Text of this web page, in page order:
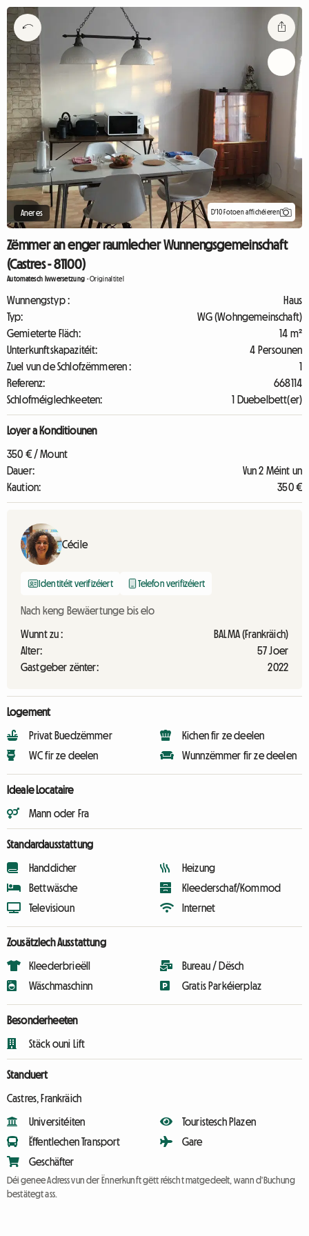
Aneres D'10 Fotoen affichéieren
Zëmmer an enger raumlecher Wunnengsgemeinschaft
(Castres - 81100)
Automatesch Iwwersetzung -Originaltitel
Wunnengstyp :
Haus
Typ:
WG (Wohngemeinschaft)
Gemieterte Fläch:
14 m²
Unterkunftskapazitéit:
4 Persounen
Zuel vun de Schlofzëmmeren :
1
Referenz:
668114
Schlofméiglechkeeten:
1 Duebelbett(er)
Loyer a Konditiounen
350 € / Mount
Dauer:
Vun 2 Méint un
Kaution:
350 €
Cécile
Identitéit verifizéiert Telefon verifizéiert
Nach keng Bewäertunge bis elo
Wunnt zu :
BALMA (Frankräich)
Alter:
57 Joer
Gastgeber zënter:
2022
Logement
Privat Buedzëmmer
WC fir ze deelen
Kichen fir ze deelen
Wunnzëmmer fir ze deelen
Ideale Locataire
Mann oder Fra
Standardausstattung
Handdicher
Bettwäsche
Televisioun
Heizung
Kleederschaf/Kommod
Internet
Zousätzlech Ausstattung
Kleederbrieëll
Wäschmaschinn
Bureau / Dësch
Gratis Parkéierplaz
Besonderheeten
Stäck ouni Lift
Standuert
Castres, Frankräich
Universitéiten
Ëffentlechen Transport
Geschäfter
Touristesch Plazen
Gare
Déi genee Adress vun der Ënnerkunft gëtt réischt matgedeelt, wann d'Buchung
bestätegt ass.